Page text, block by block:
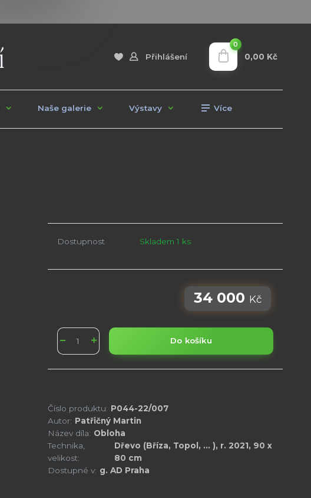
Přihlášení
0
0,00 Kč
Naše galerie Výstavy Více
Dostupnost Skladem 1 ks
34 000 Kč
Do košíku
Číslo produktu: P044-22/007
Autor: Patřičný Martin
Název díla: Obloha
Technika,
velikost:
Dřevo (Bříza, Topol, ... ), r. 2021, 90 x
80 cm
Dostupné v: g. AD Praha